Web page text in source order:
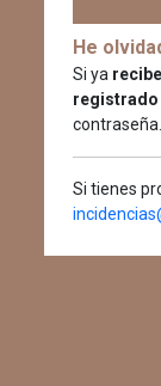
He
Si ya
registrado
contraseña.
Si tienes